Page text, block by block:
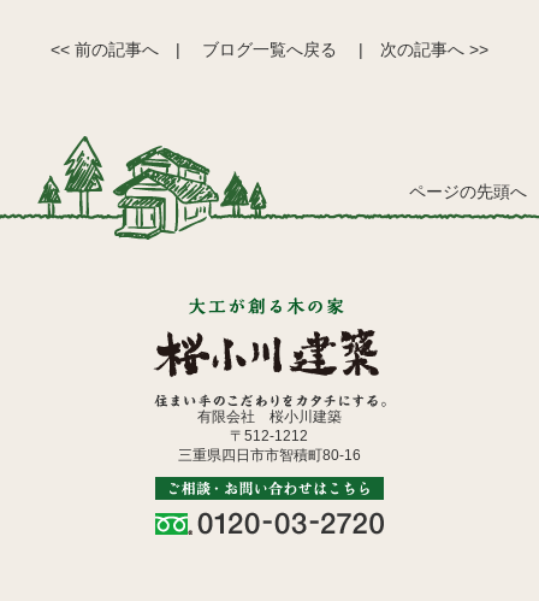
<< 前の記事へ | ブログ一覧へ戻る | 次の記事へ >>
ページの先頭へ
有限会社 桜小川建築
〒512-1212
三重県四日市市智積町80-16